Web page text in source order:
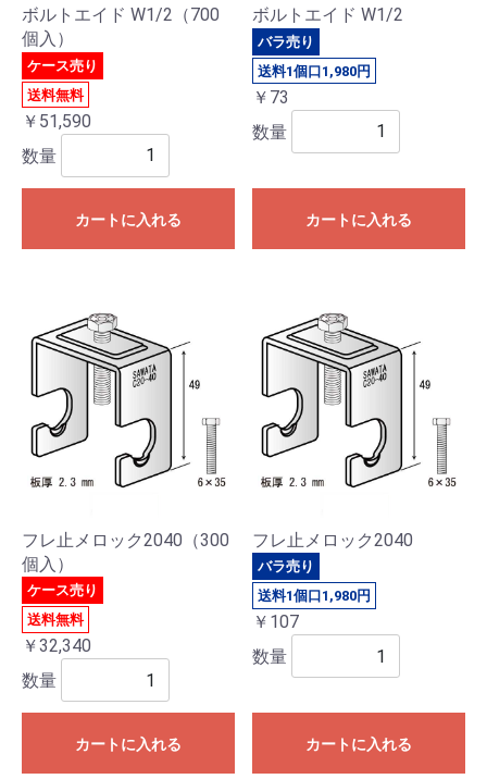
ボルトエイド W1/2（700
個入）
ケース売り
送料無料
￥51,590
数量
カートに入れる
ボルトエイド W1/2
バラ売り
送料1個口1,980円
￥73
数量
カートに入れる
フレ止メロック2040（300
個入）
ケース売り
送料無料
￥32,340
数量
カートに入れる
フレ止メロック2040
バラ売り
送料1個口1,980円
￥107
数量
カートに入れる